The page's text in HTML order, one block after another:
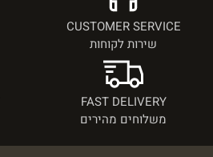
CUSTOMER SERVICE
שירות לקוחות
FAST DELIVERY
משלוחים מהירים